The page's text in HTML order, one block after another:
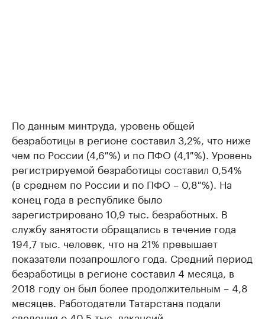
По данным минтруда, уровень общей
безработицы в регионе составил 3,2%, что ниже
чем по России (4,6 %) и по ПФО (4,1 %). Уровень
регистрируемой безработицы составил 0,54%
(в среднем по России и по ПФО – 0,8 %). На
конец года в республике было
зарегистрировано 10,9 тыс. безработных. В
службу занятости обращались в течение года
194,7 тыс. человек, что на 21% превышает
показатели позапрошлого года. Средний период
безработицы в регионе составил 4 месяца, в
2018 году он был более продолжительным – 4,8
месяцев. Работодатели Татарстана подали